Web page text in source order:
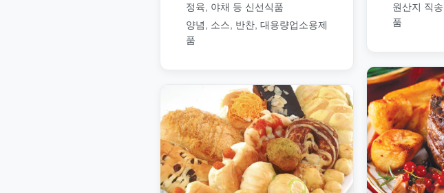
정육, 야채 등 신선식품
양념, 소스, 반찬, 대용량업소용제
품
원산지 직
품